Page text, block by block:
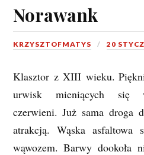
Norawank
KRZYSZTOFMATYS 20
Klasztor z XIII wieku.
urwisk mieniących się
czerwieni. Już sama droga
atrakcją. Wąska asfaltowa
wąwozem. Barwy dookoła